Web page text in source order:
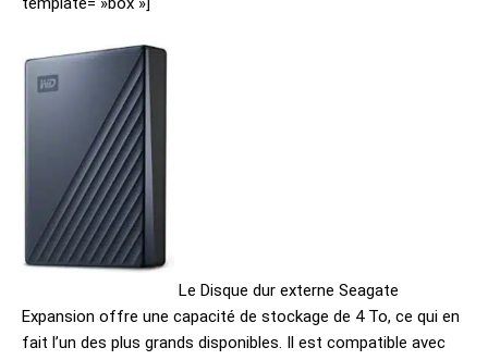
Le Disque dur externe Seagate
Expansion offre une capacité de stockage de 4 To, ce qui en
fait l’un des plus grands disponibles. Il est compatible avec